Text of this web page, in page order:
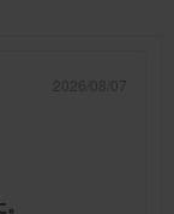
2026/08/07